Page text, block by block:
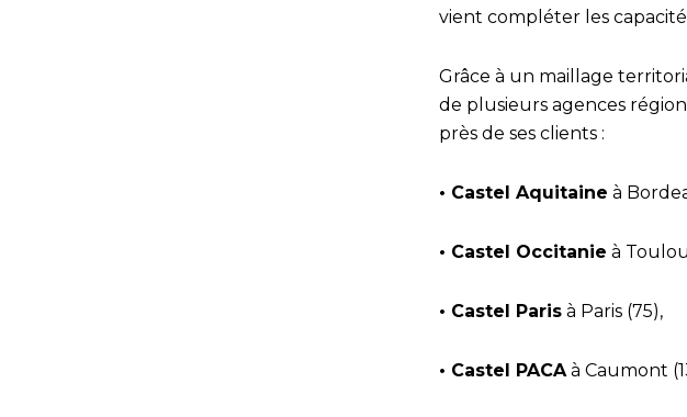
vient compléter les
Grâce à un maillage
de plusieurs agences
près de ses clients :
• Castel Aquitaine à
• Castel Occitanie à
• Castel Paris à Paris (75),
• Castel PACA à Caumont